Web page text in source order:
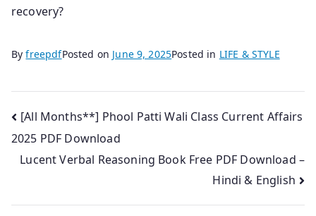
recovery?
ByfreepdfPosted on June 9, 2025Posted in LIFE & STYLE
Post
navigation
[All Months**] Phool Patti Wali Class Current Affairs
2025 PDF Download
Lucent Verbal Reasoning Book Free PDF Download –
Hindi & English